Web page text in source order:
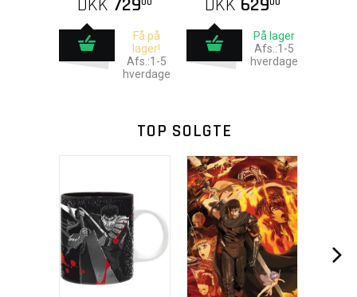
DKK 729
Få på
lager!
Afs.:1-5
hverdage
DKK 629
På lager
Afs.:1-5
hverdage
TOP SOLGTE